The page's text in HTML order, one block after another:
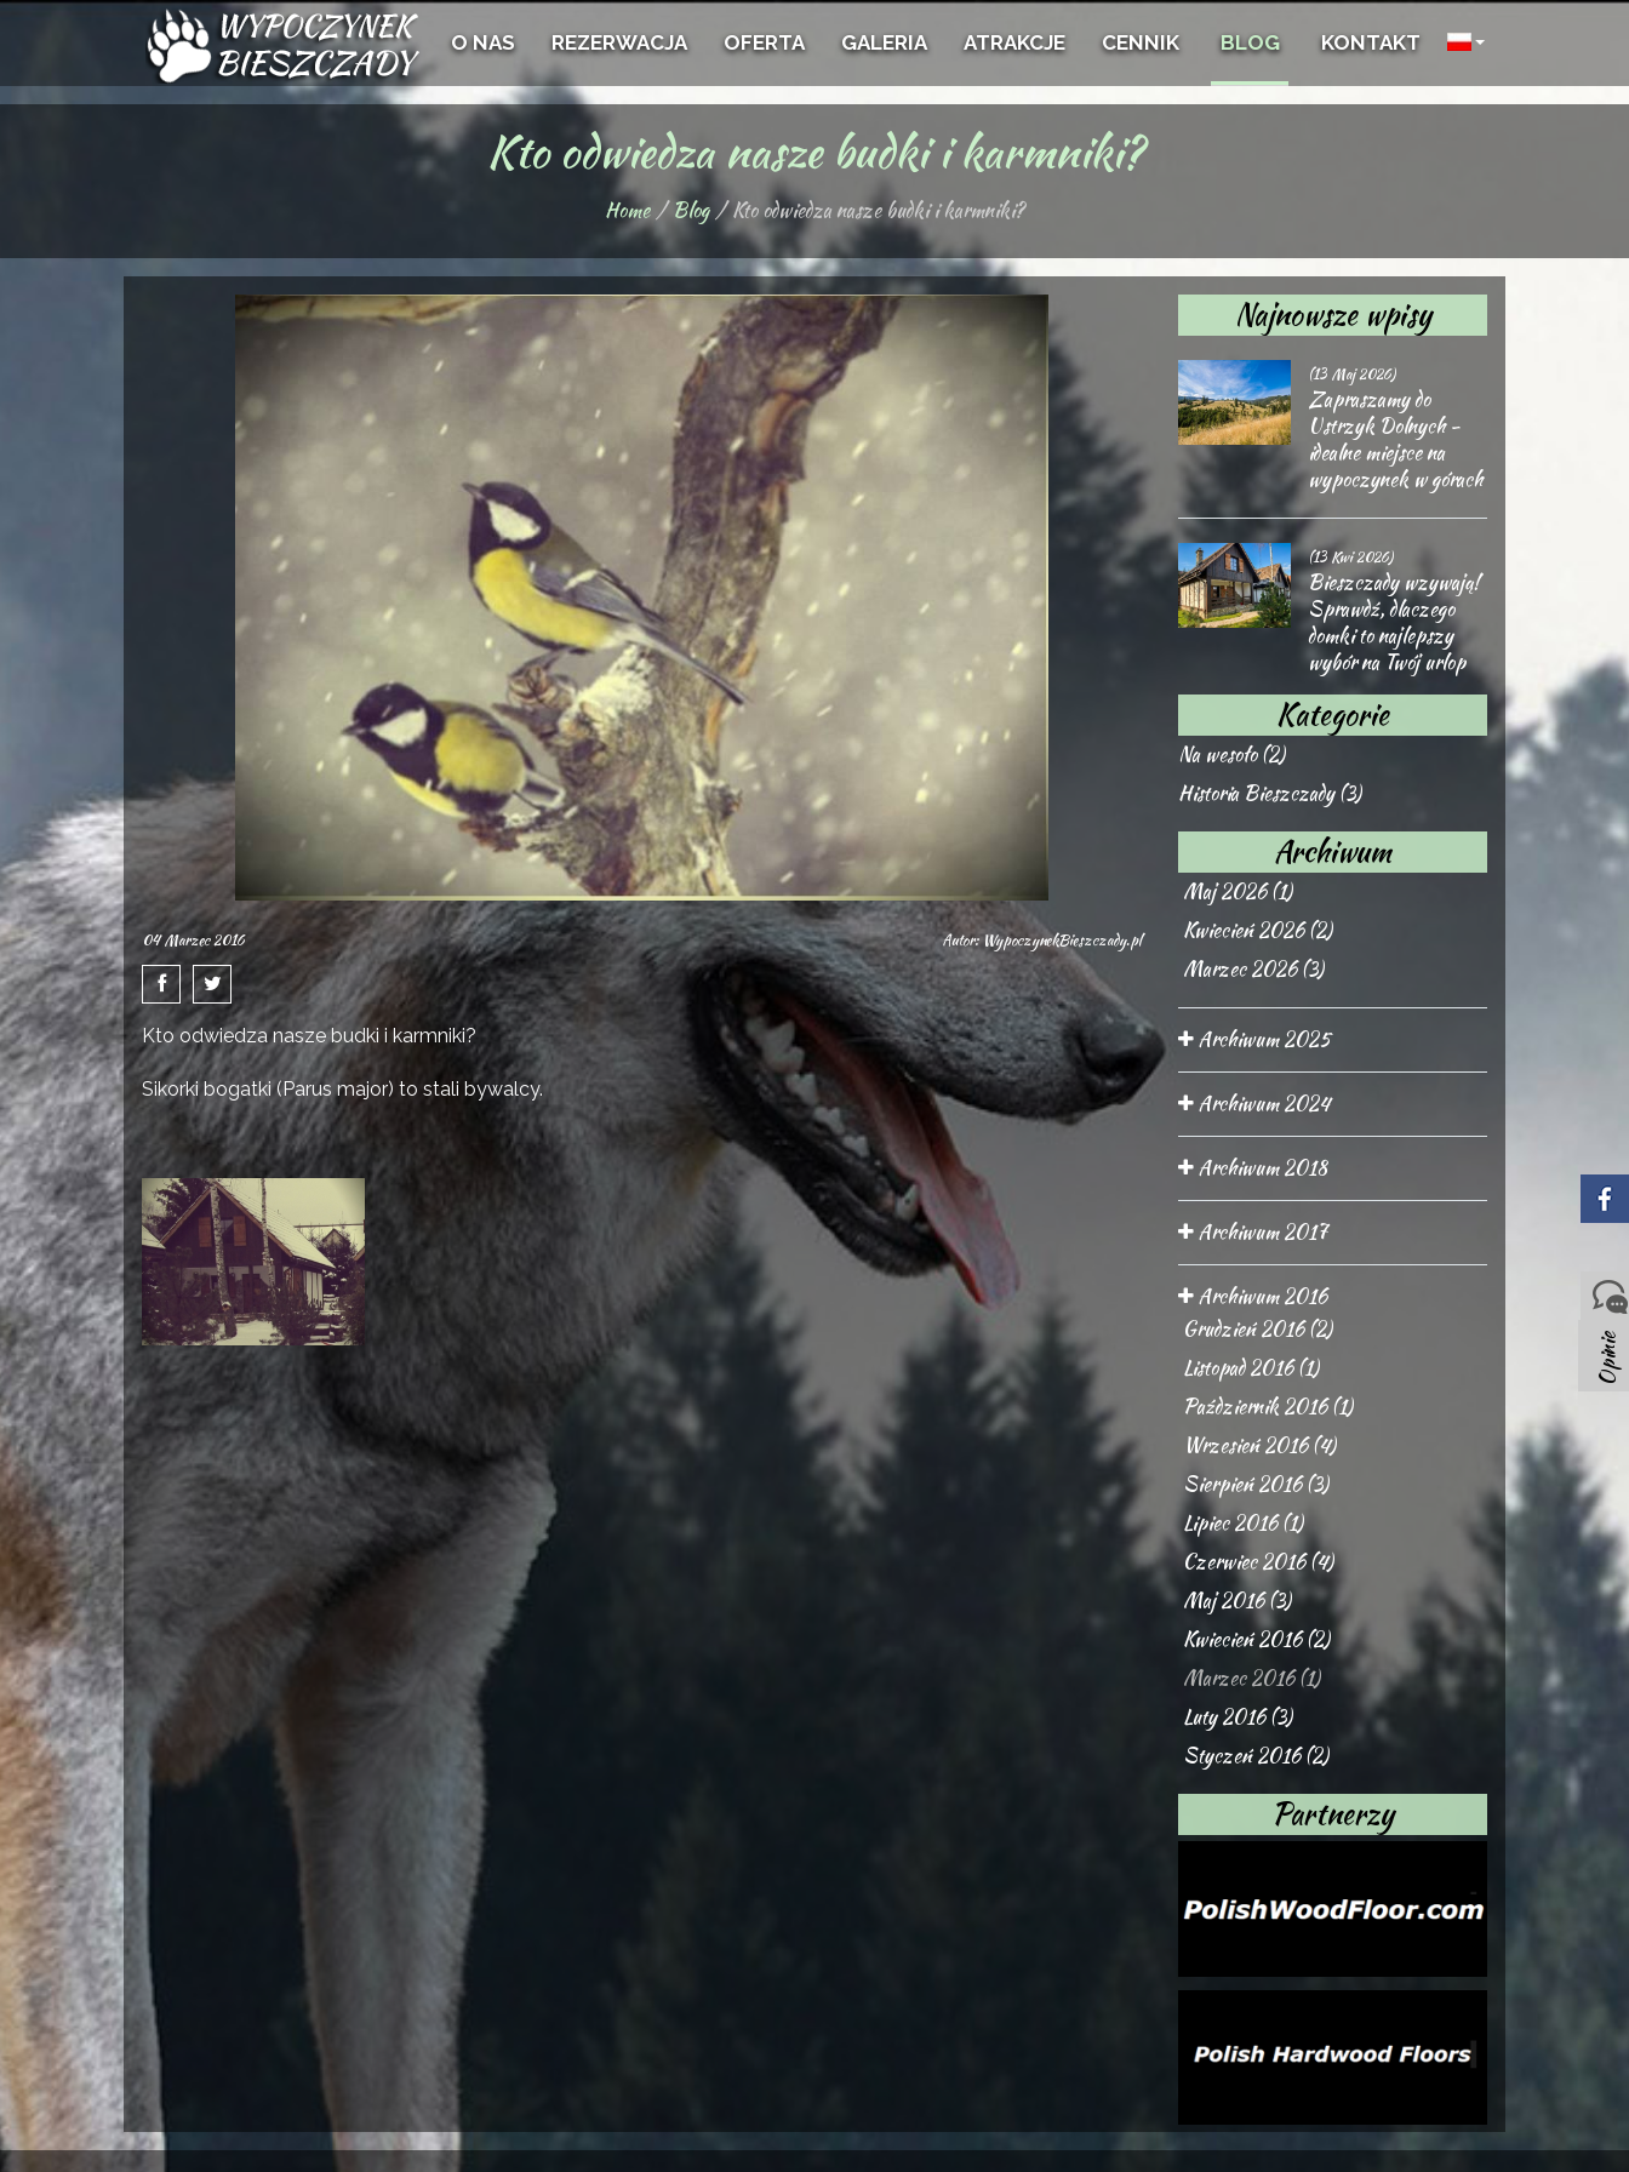
O NAS REZERWACJA OFERTA GALERIA ATRAKCJE CENNIK BLOG KONTAKT
Kto odwiedza nasze budki i karmniki?
Home Blog Kto odwiedza nasze budki i karmniki?
04 Marzec 2016 Autor: WypoczynekBieszczady.pl
Kto odwiedza nasze budki i karmniki?
Sikorki bogatki (Parus major) to stali bywalcy.
Najnowsze wpisy
(13 Maj 2026)
Zapraszamy do
Ustrzyk Dolnych -
idealne miejsce na
wypoczynek w górach
(13 Kwi 2026)
Bieszczady wzywają!
Sprawdź, dlaczego
domki to najlepszy
wybór na Twój urlop
Kategorie
Na wesoło (2)
Historia Bieszczady (3)
Archiwum
Maj 2026 (1)
Kwiecień 2026 (2)
Marzec 2026 (3)
Archiwum 2025
Archiwum 2024
Archiwum 2018
Archiwum 2017
Archiwum 2016
Grudzień 2016 (2)
Listopad 2016 (1)
Październik 2016 (1)
Wrzesień 2016 (4)
Sierpień 2016 (3)
Lipiec 2016 (1)
Czerwiec 2016 (4)
Maj 2016 (3)
Kwiecień 2016 (2)
Marzec 2016 (1)
Luty 2016 (3)
Styczeń 2016 (2)
Partnerzy
Opinie